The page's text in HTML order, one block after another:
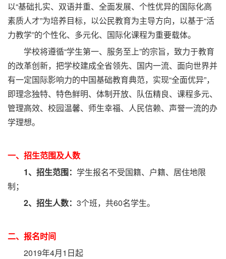
以“基础扎实、双语并重、全面发展、个性优异的国际化高
素质人才”为培养目标，以公民教育为主导方向，以基于“活
力教学”的个性化、多元化、国际化课程为重要载体。
学校将遵循“学生第一、服务至上”的宗旨，致力于教育
的改革创新，把学校建成全省领先、国内一流、面向世界并
有一定国际影响力的中国基础教育典范，实现“全面优异”，
即理念独特、特色鲜明、体制开放、队伍精良、课程多元、
管理高效、校园温馨、师生幸福、人民信赖、声誉一流的办
学理想。
一、招生范围及人数
1、招生范围： 学生报名不受国籍、户籍、居住地限
制；
2、招生人数： 3个班，共60名学生。
二、报名时间
2019年4月1日起